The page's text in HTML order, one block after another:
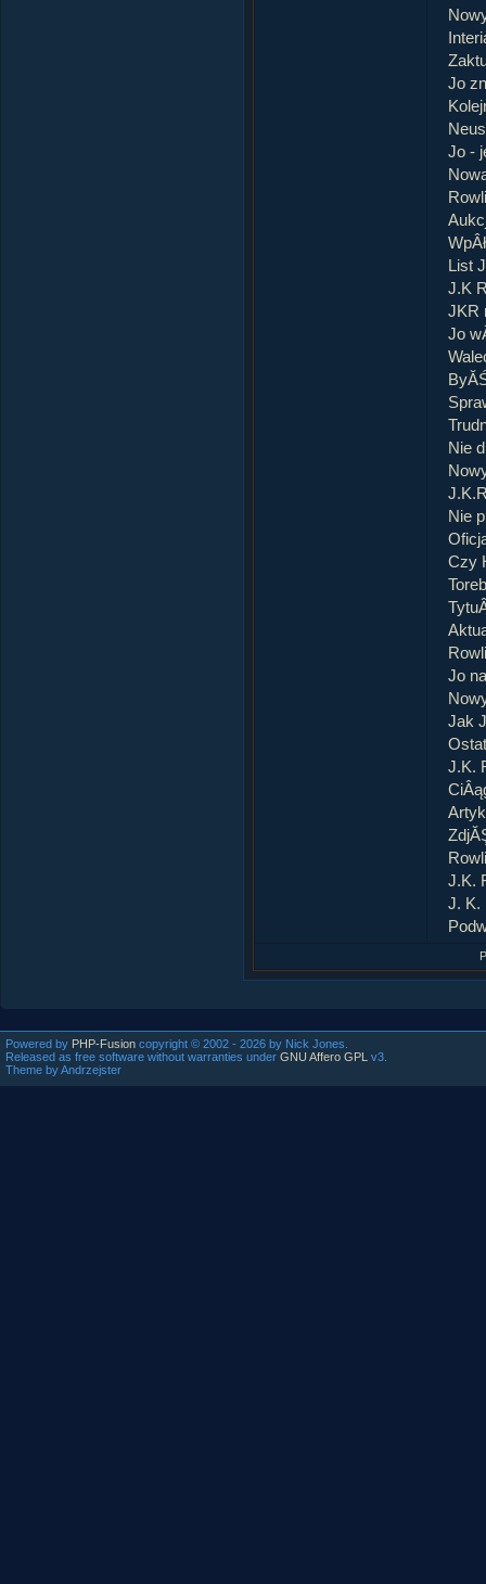
Jo
Jo -
List
J.K
JKR
Jo
Nie
Nie
Czy
Jo
Jak
J.K.
J.K.
J. K.
Powered by PHP-Fusion copyright © 2002 - 2026 by Nick Jones.
Released as free software without warranties under GNU Affero GPL v3.
Theme by Andrzejster